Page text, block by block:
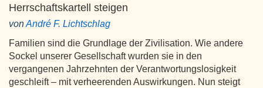
Herrschaftskartell steigen
vonAndré F. Lichtschlag
Familien sind die Grundlage der Zivilisation. Wie andere
Sockel unserer Gesellschaft wurden sie in den
vergangenen Jahrzehnten der Verantwortungslosigkeit
geschleift – mit verheerenden Auswirkungen. Nun steigt